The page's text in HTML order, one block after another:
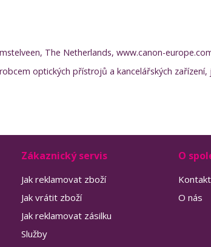
The Netherlands, www.canon-
optických přístrojů a kancelářských
Zákaznický servis
Jak reklamovat zboží
Jak vrátit zboží
Jak reklamovat zásilku
Služby
O
O nás